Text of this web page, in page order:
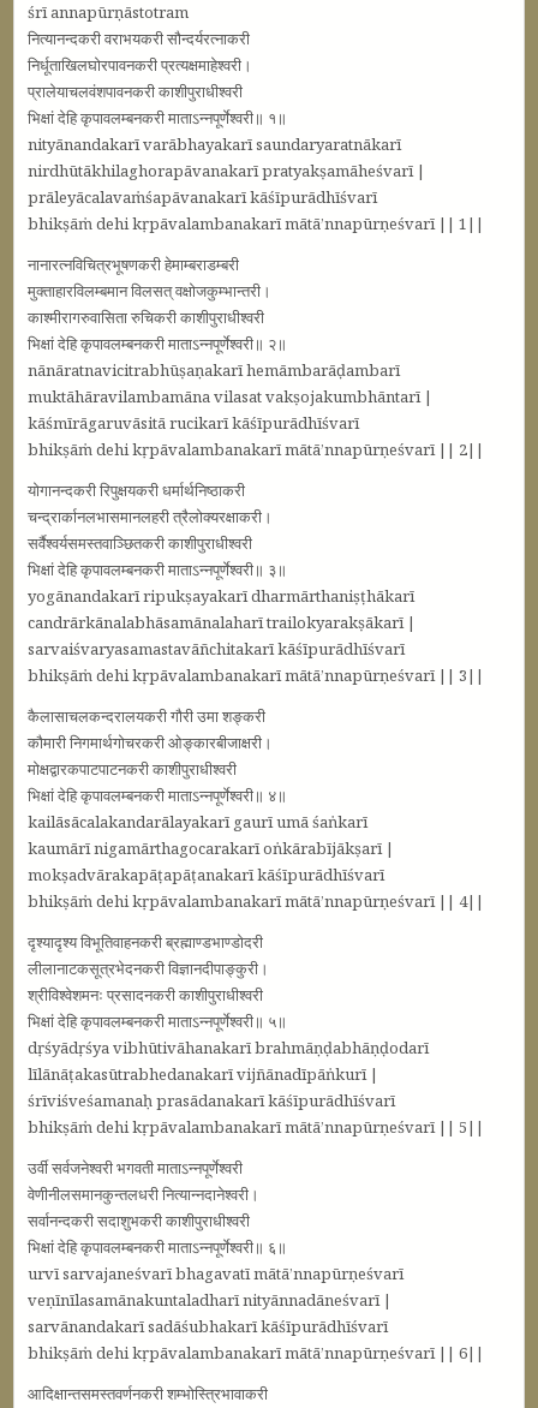
śrī annapūrṇāstotram
नित्यानन्दकरी वराभयकरी सौन्दर्यरत्नाकरी
निर्धूताखिलघोरपावनकरी प्रत्यक्षमाहेश्वरी।
प्रालेयाचलवंशपावनकरी काशीपुराधीश्वरी
भिक्षां देहि कृपावलम्बनकरी माताऽन्नपूर्णेश्वरी॥ १॥
nityānandakarī varābhayakarī saundaryaratnākarī
nirdhūtākhilaghorapāvanakarī pratyakṣamāheśvarī |
prāleyācalavaṁśapāvanakarī kāśīpurādhīśvarī
bhikṣāṁ dehi kṛpāvalambanakarī mātā’nnapūrṇeśvarī || 1||
नानारत्नविचित्रभूषणकरी हेमाम्बराडम्बरी
मुक्ताहारविलम्बमान विलसत्‌ वक्षोजकुम्भान्तरी।
काश्मीरागरुवासिता रुचिकरी काशीपुराधीश्वरी
भिक्षां देहि कृपावलम्बनकरी माताऽन्नपूर्णेश्वरी॥ २॥
nānāratnavicitrabhūṣaṇakarī hemāmbarāḍambarī
muktāhāravilambamāna vilasat vakṣojakumbhāntarī |
kāśmīrāgaruvāsitā rucikarī kāśīpurādhīśvarī
bhikṣāṁ dehi kṛpāvalambanakarī mātā’nnapūrṇeśvarī || 2||
योगानन्दकरी रिपुक्षयकरी धर्मार्थनिष्ठाकरी
चन्द्रार्कानलभासमानलहरी त्रैलोक्यरक्षाकरी।
सर्वैश्वर्यसमस्तवाञ्छितकरी काशीपुराधीश्वरी
भिक्षां देहि कृपावलम्बनकरी माताऽन्नपूर्णेश्वरी॥ ३॥
yogānandakarī ripukṣayakarī dharmārthaniṣṭhākarī
candrārkānalabhāsamānalaharī trailokyarakṣākarī |
sarvaiśvaryasamastavāñchitakarī kāśīpurādhīśvarī
bhikṣāṁ dehi kṛpāvalambanakarī mātā’nnapūrṇeśvarī || 3||
कैलासाचलकन्दरालयकरी गौरी उमा शङ्करी
कौमारी निगमार्थगोचरकरी ओङ्कारबीजाक्षरी।
मोक्षद्वारकपाटपाटनकरी काशीपुराधीश्वरी
भिक्षां देहि कृपावलम्बनकरी माताऽन्नपूर्णेश्वरी॥ ४॥
kailāsācalakandarālayakarī gaurī umā śaṅkarī
kaumārī nigamārthagocarakarī oṅkārabījākṣarī |
mokṣadvārakapāṭapāṭanakarī kāśīpurādhīśvarī
bhikṣāṁ dehi kṛpāvalambanakarī mātā’nnapūrṇeśvarī || 4||
दृश्यादृश्य विभूतिवाहनकरी ब्रह्माण्डभाण्डोदरी
लीलानाटकसूत्रभेदनकरी विज्ञानदीपाङ्कुरी।
श्रीविश्वेशमनः प्रसादनकरी काशीपुराधीश्वरी
भिक्षां देहि कृपावलम्बनकरी माताऽन्नपूर्णेश्वरी॥ ५॥
dṛśyādṛśya vibhūtivāhanakarī brahmāṇḍabhāṇḍodarī
līlānāṭakasūtrabhedanakarī vijñānadīpāṅkurī |
śrīviśveśamanaḥ prasādanakarī kāśīpurādhīśvarī
bhikṣāṁ dehi kṛpāvalambanakarī mātā’nnapūrṇeśvarī || 5||
उर्वी सर्वजनेश्वरी भगवती माताऽन्नपूर्णेश्वरी
वेणीनीलसमानकुन्तलधरी नित्यान्नदानेश्वरी।
सर्वानन्दकरी सदाशुभकरी काशीपुराधीश्वरी
भिक्षां देहि कृपावलम्बनकरी माताऽन्नपूर्णेश्वरी॥ ६॥
urvī sarvajaneśvarī bhagavatī mātā’nnapūrṇeśvarī
veṇīnīlasamānakuntaladharī nityānnadāneśvarī |
sarvānandakarī sadāśubhakarī kāśīpurādhīśvarī
bhikṣāṁ dehi kṛpāvalambanakarī mātā’nnapūrṇeśvarī || 6||
आदिक्षान्तसमस्तवर्णनकरी शम्भोस्त्रिभावाकरी